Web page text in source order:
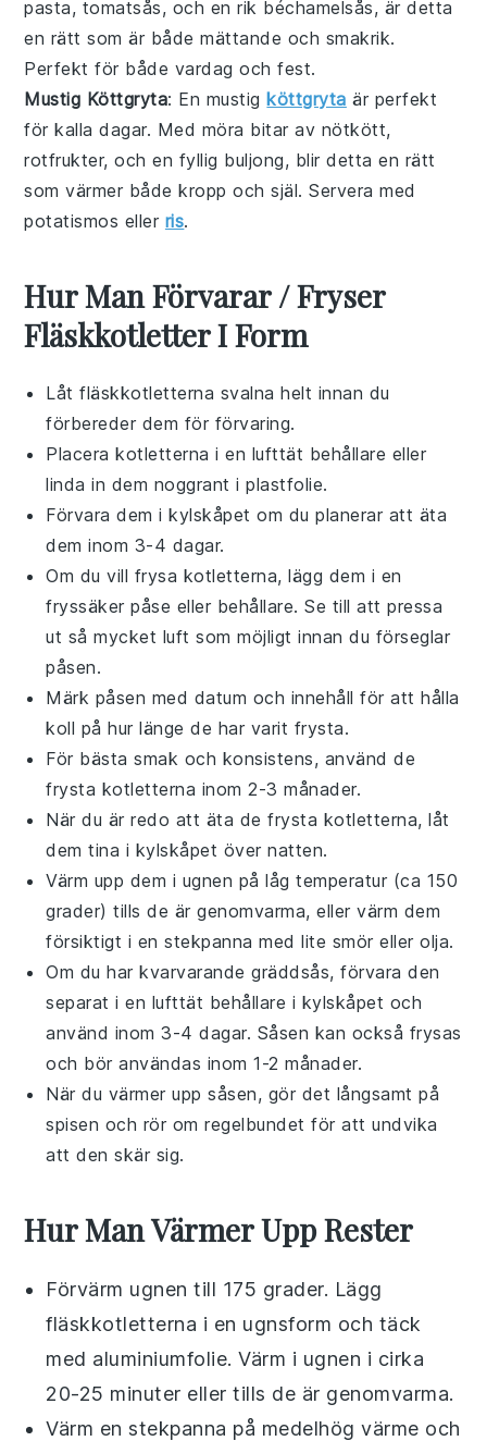
pasta, tomatsås, och en rik béchamelsås, är detta
en rätt som är både mättande och smakrik.
Perfekt för både vardag och fest.
Mustig Köttgryta: En mustig köttgryta är perfekt
för kalla dagar. Med möra bitar av nötkött,
rotfrukter, och en fyllig buljong, blir detta en rätt
som värmer både kropp och själ. Servera med
potatismos eller ris.
Hur Man Förvarar / Fryser
Fläskkotletter I Form
Låtfläskkotletterna svalna helt innan du
förbereder dem för förvaring.
Placera kotletterna i en lufttät behållare eller
linda in dem noggrant iplastfolie.
Förvara dem i kylskåpet om du planerar att äta
dem inom 3-4 dagar.
Om du vill frysa kotletterna, lägg dem i en
fryssäker påse eller behållare. Se till att pressa
ut så mycket luft som möjligt innan du förseglar
påsen.
Märk påsen med datum och innehåll för att hålla
koll på hur länge de har varit frysta.
För bästa smak och konsistens, använd de
frysta kotletterna inom 2-3 månader.
När du är redo att äta de frysta kotletterna, låt
dem tina i kylskåpet över natten.
Värm upp dem i ugnen på låg temperatur (ca 150
grader) tills de är genomvarma, eller värm dem
försiktigt i enstekpanna med lite smör ellerolja.
Om du har kvarvarandegräddsås, förvara den
separat i en lufttät behållare i kylskåpet och
använd inom 3-4 dagar. Såsen kan också frysas
och bör användas inom 1-2 månader.
När du värmer upp såsen, gör det långsamt på
spisen och rör om regelbundet för att undvika
att den skär sig.
Hur Man Värmer Upp Rester
Förvärm ugnen till 175 grader. Lägg
fläskkotletterna i en ugnsform och täck
med aluminiumfolie. Värm i ugnen i cirka
20-25 minuter eller tills de är genomvarma.
Värm en stekpanna på medelhög värme och